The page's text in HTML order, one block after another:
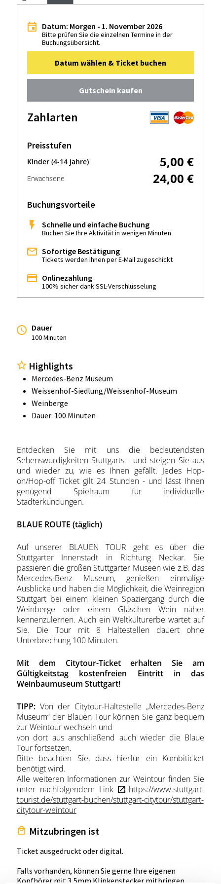
Datum: Morgen - 1. November 2026
Bitte prüfen Sie die einzelnen Termine in der
Buchungsübersicht.
Datum wählen & Ticket buchen
Gutschein kaufen
Zahlarten
Preisstufen
Kinder (4-14 Jahre) 5,00 €
Erwachsene 24,00 €
Buchungsvorteile
Schnelle und einfache Buchung
Buchen Sie Ihre Aktivität in wenigen Minuten
Sofortige Bestätigung
Tickets werden Ihnen per E-Mail zugeschickt
Onlinezahlung
100% sicher dank SSL-Verschlüsselung
Dauer
100 Minuten
Highlights
Mercedes-Benz Museum
Weissenhof-Siedlung/Weissenhof-Museum
Weinberge
Dauer: 100 Minuten
Entdecken Sie mit uns die bedeutendsten
Sehenswürdigkeiten Stuttgarts - und steigen Sie aus
und wieder zu, wie es Ihnen gefällt. Jedes Hop-
on/Hop-off Ticket gilt 24 Stunden - und lässt Ihnen
genügend Spielraum für individuelle
Stadterkundungen.
BLAUE ROUTE (täglich)
Auf unserer BLAUEN TOUR geht es über die
Stuttgarter Innenstadt in Richtung Neckar. Sie
passieren die großen Stuttgarter Museen wie z.B. das
Mercedes-Benz Museum, genießen einmalige
Ausblicke und haben die Möglichkeit, die Weinregion
Stuttgart bei einem kleinen Spaziergang durch die
Weinberge oder einem Gläschen Wein näher
kennenzulernen. Auch ein Weltkulturerbe wartet auf
Sie. Die Tour mit 8 Haltestellen dauert ohne
Unterbrechung 100 Minuten.
Mit dem Citytour-Ticket erhalten Sie am
Gültigkeitstag kostenfreien Eintritt in das
Weinbaumuseum Stuttgart!
TIPP: Von der Citytour-Haltestelle „Mercedes-Benz
Museum“ der Blauen Tour können Sie ganz bequem
zur Weintour wechseln und
von dort aus anschließend auch wieder die Blaue
Tour fortsetzen.
Bitte beachten Sie, dass hierfür ein Kombiticket
benötigt wird.
Alle weiteren Informationen zur Weintour finden Sie
unter nachfolgendem Link
https://www.stuttgart-
tourist.de/stuttgart-buchen/stuttgart-citytour/stuttgart-
citytour-weintour
Mitzubringen ist
Ticket ausgedruckt oder digital.
Falls vorhanden, können Sie gerne Ihre eigenen
Kopfhörer mit 3,5mm Klinkenstecker mitbringen.